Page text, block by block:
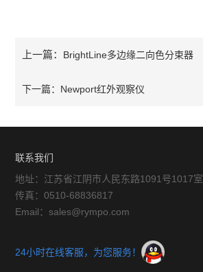
上一篇： BrightLine多边缘二向色分束器
下一篇： Newport红外观察仪
联系我们
地址：江苏省江阴市人民东路1091号1017室
传真：0510-68836817
Email：sales@rympo.com
24小时在线客服，为您服务！